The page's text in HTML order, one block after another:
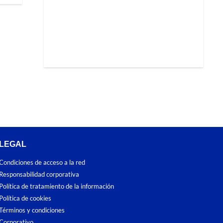
LEGAL
de acceso a la red
Responsabilidad corporativa
Política de tratamiento de la información
Política de cookies
y condiciones